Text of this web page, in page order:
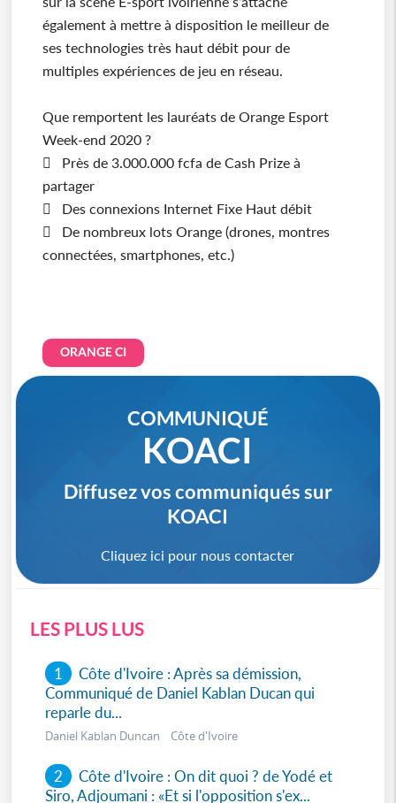
également à mettre à disposition le meilleur de
ses technologies très haut débit pour de
multiples expériences de jeu en réseau.
Que remportent les lauréats de Orange Esport
Week-end 2020 ?
 Près de 3.000.000 fcfa de Cash Prize à
partager
 Des connexions Internet Fixe Haut débit
 De nombreux lots Orange (drones, montres
connectées, smartphones, etc.)
ORANGE CI
COMMUNIQUÉ
KOACI
Diffusez vos communiqués sur
KOACI
Cliquez ici pour nous contacter
LES PLUS LUS
1 Côte d'Ivoire : Après sa démission,
Communiqué de Daniel Kablan Ducan qui
reparle du...
Daniel Kablan Duncan Côte d'Ivoire
2 Côte d'Ivoire : On dit quoi ? de Yodé et
Siro, Adjoumani : «Et si l'opposition s'ex...